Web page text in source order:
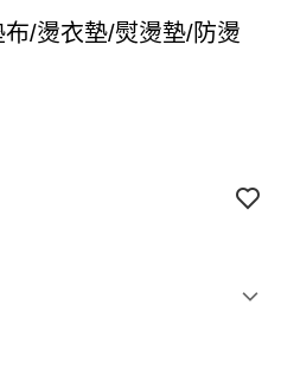
/燙衣墊/熨燙墊/防燙